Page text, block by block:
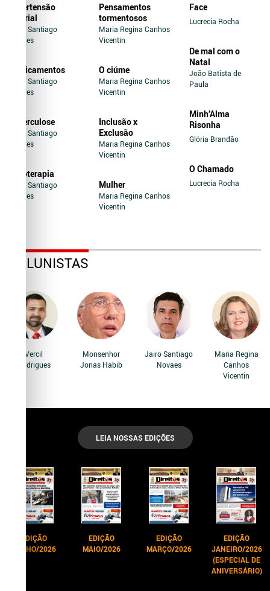
Hipertensão
Arterial
Jairo Santiago
Novaes
Medicamentos
Jairo Santiago
Novaes
Tuberculose
Jairo Santiago
Novaes
Soroterapia
Jairo Santiago
Novaes
Pensamentos
tormentosos
Maria Regina Canhos
Vicentin
O ciúme
Maria Regina Canhos
Vicentin
Inclusão x
Exclusão
Maria Regina Canhos
Vicentin
Mulher
Maria Regina Canhos
Vicentin
Face
Lucrecia Rocha
De mal com o
Natal
João Batista de
Paula
Minh’Alma
Risonha
Glória Brandão
O Chamado
Lucrecia Rocha
COLUNISTAS
Vercil
Rodrigues
Monsenhor
Jonas Habib
Jairo Santiago
Novaes
Maria Regina
Canhos
Vicentin
LEIA NOSSAS EDIÇÕES
EDIÇÃO
JUNHO/2026
EDIÇÃO
MAIO/2026
EDIÇÃO
MARÇO/2026
EDIÇÃO
JANEIRO/2026
(ESPECIAL DE
ANIVERSÁRIO)